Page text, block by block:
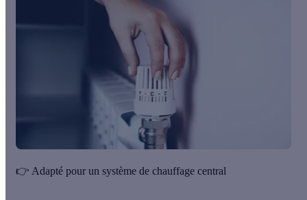
👉 Adapté pour un système de chauffage central